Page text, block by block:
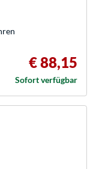
€ 88,15
Sofort verfügbar